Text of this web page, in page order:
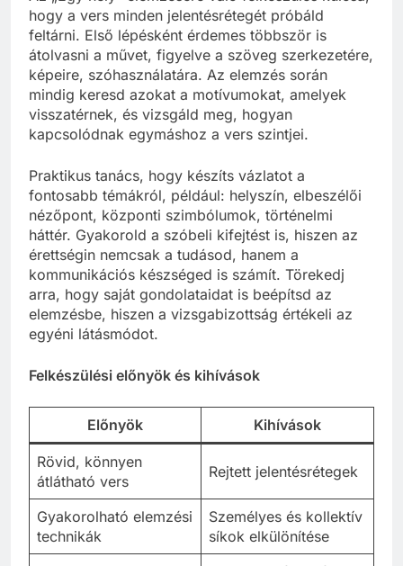
hogy a vers minden jelentésrétegét próbáld
feltárni. Első lépésként érdemes többször is
átolvasni a művet, figyelve a szöveg szerkezetére,
képeire, szóhasználatára. Az elemzés során
mindig keresd azokat a motívumokat, amelyek
visszatérnek, és vizsgáld meg, hogyan
kapcsolódnak egymáshoz a vers szintjei.
Praktikus tanács, hogy készíts vázlatot a
fontosabb témákról, például: helyszín, elbeszélői
nézőpont, központi szimbólumok, történelmi
háttér. Gyakorold a szóbeli kifejtést is, hiszen az
érettségin nemcsak a tudásod, hanem a
kommunikációs készséged is számít. Törekedj
arra, hogy saját gondolataidat is beépítsd az
elemzésbe, hiszen a vizsgabizottság értékeli az
egyéni látásmódot.
Felkészülési előnyök és kihívások
Előnyök Kihívások
Rövid, könnyen
átlátható vers
Rejtett jelentésrétegek
Gyakorolható elemzési
technikák
Személyes és kollektív
síkok elkülönítése